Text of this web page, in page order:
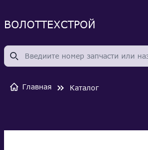
ВОЛОТТЕХСТРОЙ
Главная Каталог